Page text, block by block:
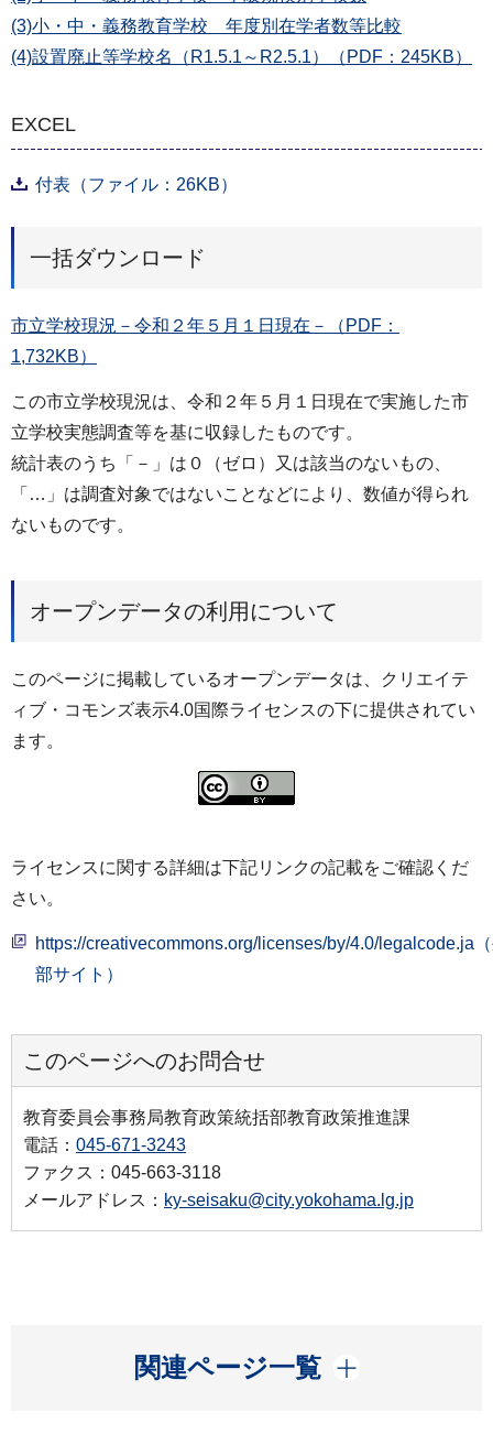
(3)小・中・義務教育学校 年度別在学者数等比較
(4)設置廃止等学校名（R1.5.1～R2.5.1）（PDF：245KB）
EXCEL
付表（ファイル：26KB）
一括ダウンロード
市立学校現況－令和２年５月１日現在－（PDF：
1,732KB）
この市立学校現況は、令和２年５月１日現在で実施した市
立学校実態調査等を基に収録したものです。
統計表のうち「－」は０（ゼロ）又は該当のないもの、
「…」は調査対象ではないことなどにより、数値が得られ
ないものです。
オープンデータの利用について
このページに掲載しているオープンデータは、クリエイテ
ィブ・コモンズ表示4.0国際ライセンスの下に提供されてい
ます。
ライセンスに関する詳細は下記リンクの記載をご確認くだ
さい。
https://creativecommons.org/licenses/by/4.0/legalcode.ja
部サイト）
このページへのお問合せ
教育委員会事務局教育政策統括部教育政策推進課
電話： 045-671-3243
ファクス：045-663-3118
メールアドレス： ky-seisaku@city.yokohama.lg.jp
関連ページ一覧
開く